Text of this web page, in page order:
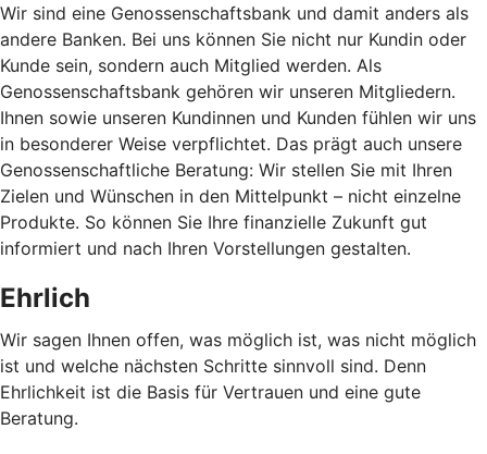
Wir sind eine Genossenschaftsbank und damit anders als
andere Banken. Bei uns können Sie nicht nur Kundin oder
Kunde sein, sondern auch Mitglied werden. Als
Genossenschaftsbank gehören wir unseren Mitgliedern.
Ihnen sowie unseren Kundinnen und Kunden fühlen wir uns
in besonderer Weise verpflichtet. Das prägt auch unsere
Genossenschaftliche Beratung: Wir stellen Sie mit Ihren
Zielen und Wünschen in den Mittelpunkt – nicht einzelne
Produkte. So können Sie Ihre finanzielle Zukunft gut
informiert und nach Ihren Vorstellungen gestalten.
Ehrlich
Wir sagen Ihnen offen, was möglich ist, was nicht möglich
ist und welche nächsten Schritte sinnvoll sind. Denn
Ehrlichkeit ist die Basis für Vertrauen und eine gute
Beratung.